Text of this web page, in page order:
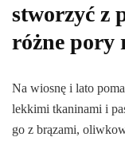
stworzyć z
różne pory
Na wiosnę i lato
lekkimi tkaninami i
go z brązami,